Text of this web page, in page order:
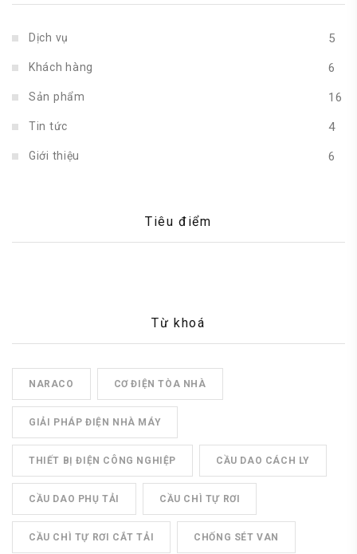
Dịch vụ 5
Khách hàng 6
Sản phẩm 16
Tin tức 4
Giới thiệu 6
Tiêu điểm
Từ khoá
NARACO CƠ ĐIỆN TÒA NHÀ
GIẢI PHÁP ĐIỆN NHÀ MÁY
THIẾT BỊ ĐIỆN CÔNG NGHIỆP CẦU DAO CÁCH LY
CẦU DAO PHỤ TẢI CẦU CHÌ TỰ RƠI
CẦU CHÌ TỰ RƠI CẮT TẢI CHỐNG SÉT VAN